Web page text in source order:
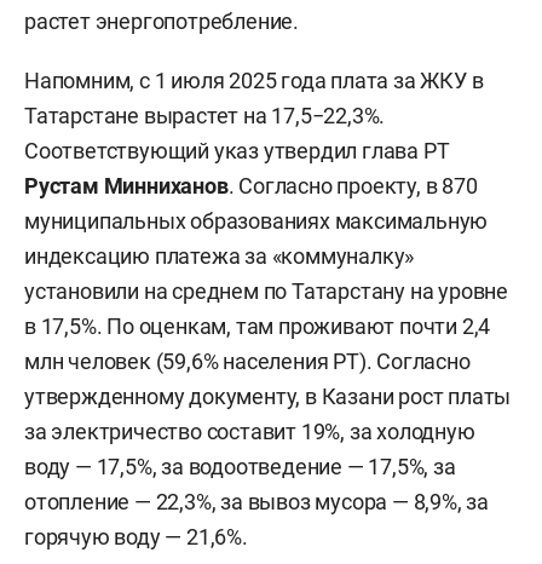
растет энергопотребление.
Напомним, с 1 июля 2025 года плата за ЖКУ в
Татарстане вырастет на 17,5−22,3%.
Соответствующий указ утвердил глава РТ
Рустам Минниханов. Согласно проекту, в 870
муниципальных образованиях максимальную
индексацию платежа за «коммуналку»
установили на среднем по Татарстану на уровне
в 17,5%. По оценкам, там проживают почти 2,4
млн человек (59,6% населения РТ). Согласно
утвержденному документу, в Казани рост платы
за электричество составит 19%, за холодную
воду — 17,5%, за водоотведение — 17,5%, за
отопление — 22,3%, за вывоз мусора — 8,9%, за
горячую воду — 21,6%.